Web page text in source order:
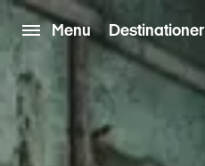
Menu Destinationer